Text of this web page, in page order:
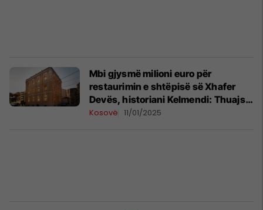
Mbi gjysmë milioni euro për
restaurimin e shtëpisë së Xhafer
Devës, historiani Kelmendi: Thuajse
asgjë s’ka mbetur nga origjinali
Kosovë 11/01/2025